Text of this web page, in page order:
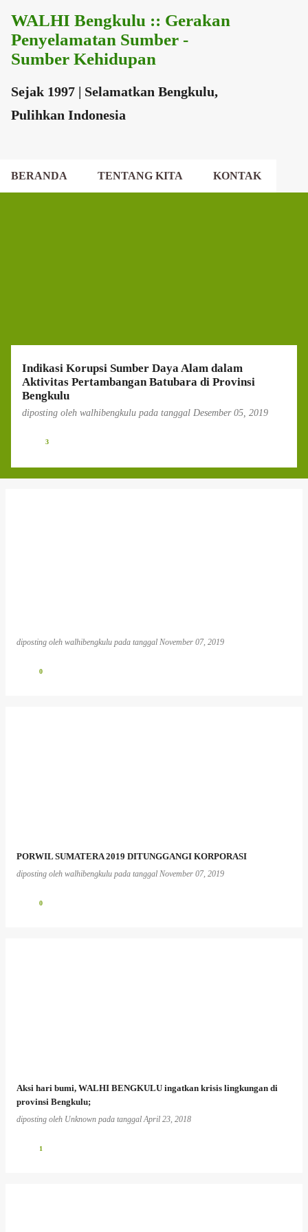
Langsung ke konten utama
WALHI Bengkulu :: Gerakan
Penyelamatan Sumber -
Sumber Kehidupan
Sejak 1997 | Selamatkan Bengkulu,
Pulihkan Indonesia
BERANDA TENTANG KITA KONTAK
Indikasi Korupsi Sumber Daya Alam dalam
Aktivitas Pertambangan Batubara di Provinsi
Bengkulu
diposting oleh walhibengkulu pada tanggal Desember 05, 2019
3
diposting oleh walhibengkulu pada tanggal November 07, 2019
0
PORWIL SUMATERA 2019 DITUNGGANGI KORPORASI
diposting oleh walhibengkulu pada tanggal November 07, 2019
0
Aksi hari bumi, WALHI BENGKULU ingatkan krisis lingkungan di
provinsi Bengkulu;
diposting oleh Unknown pada tanggalApril 23, 2018
1